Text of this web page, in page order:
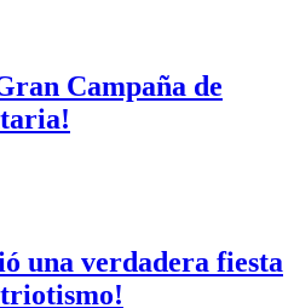
Campaña de
una verdadera fiesta